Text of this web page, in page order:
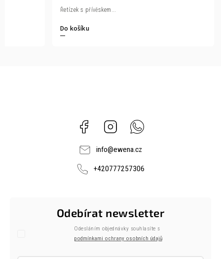
Do košíku
Řetízek s přívěskem...
Facebook Instagram
info@ewena.cz
+420777257306
Odebírat newsletter
Odesláním objednávky souhlasíte s
podmínkami ochrany osobních údajů